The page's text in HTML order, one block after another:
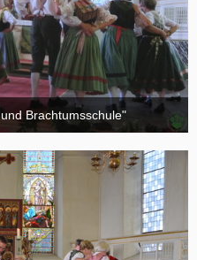
Brachtumsschule"